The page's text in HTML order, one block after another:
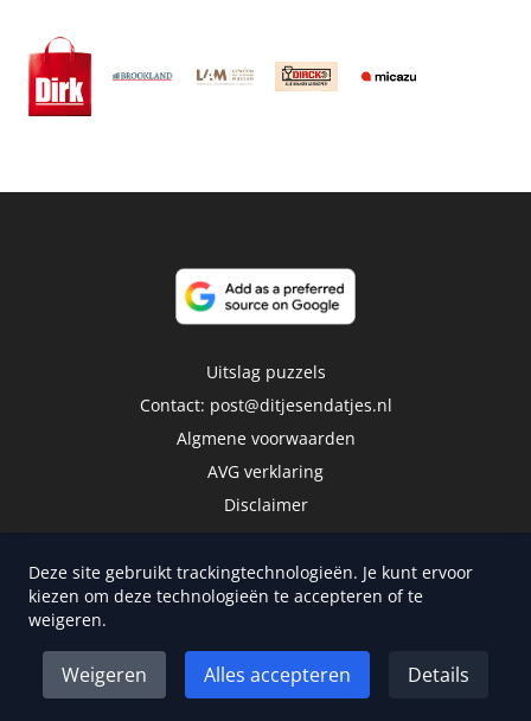
Uitslag puzzels
Contact: post@ditjesendatjes.nl
Algmene voorwaarden
AVG verklaring
Disclaimer
Deze site gebruikt trackingtechnologieën. Je kunt ervoor
kiezen om deze technologieën te accepteren of te
weigeren.
Weigeren Alles accepteren Details